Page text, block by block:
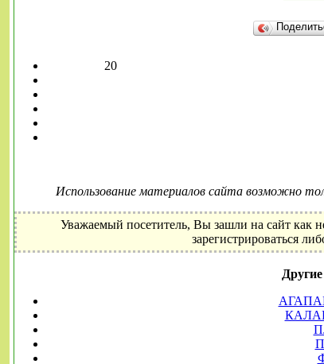
20
Использование материалов сайта возможно
Уважаемый посетитель, Вы зашли на сайт как
зарегистрироваться